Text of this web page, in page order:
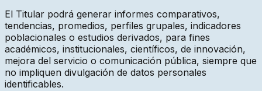
El Titular podrá generar informes comparativos,
tendencias, promedios, perfiles grupales, indicadores
poblacionales o estudios derivados, para fines
académicos, institucionales, científicos, de innovación,
mejora del servicio o comunicación pública, siempre que
no impliquen divulgación de datos personales
identificables.